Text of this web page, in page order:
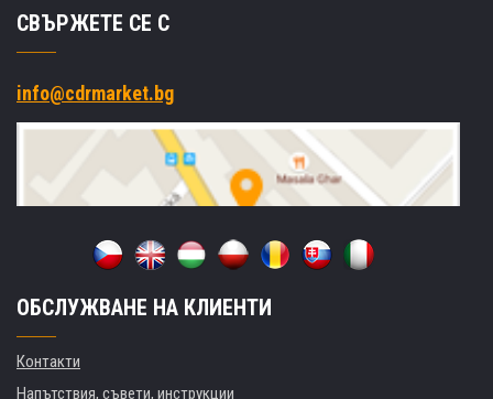
СВЪРЖЕТЕ СЕ С
info@cdrmarket.bg
ОБСЛУЖВАНЕ НА КЛИЕНТИ
Контакти
Напътствия, съвети, инструкции